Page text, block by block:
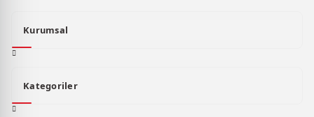
Kurumsal
Kategoriler